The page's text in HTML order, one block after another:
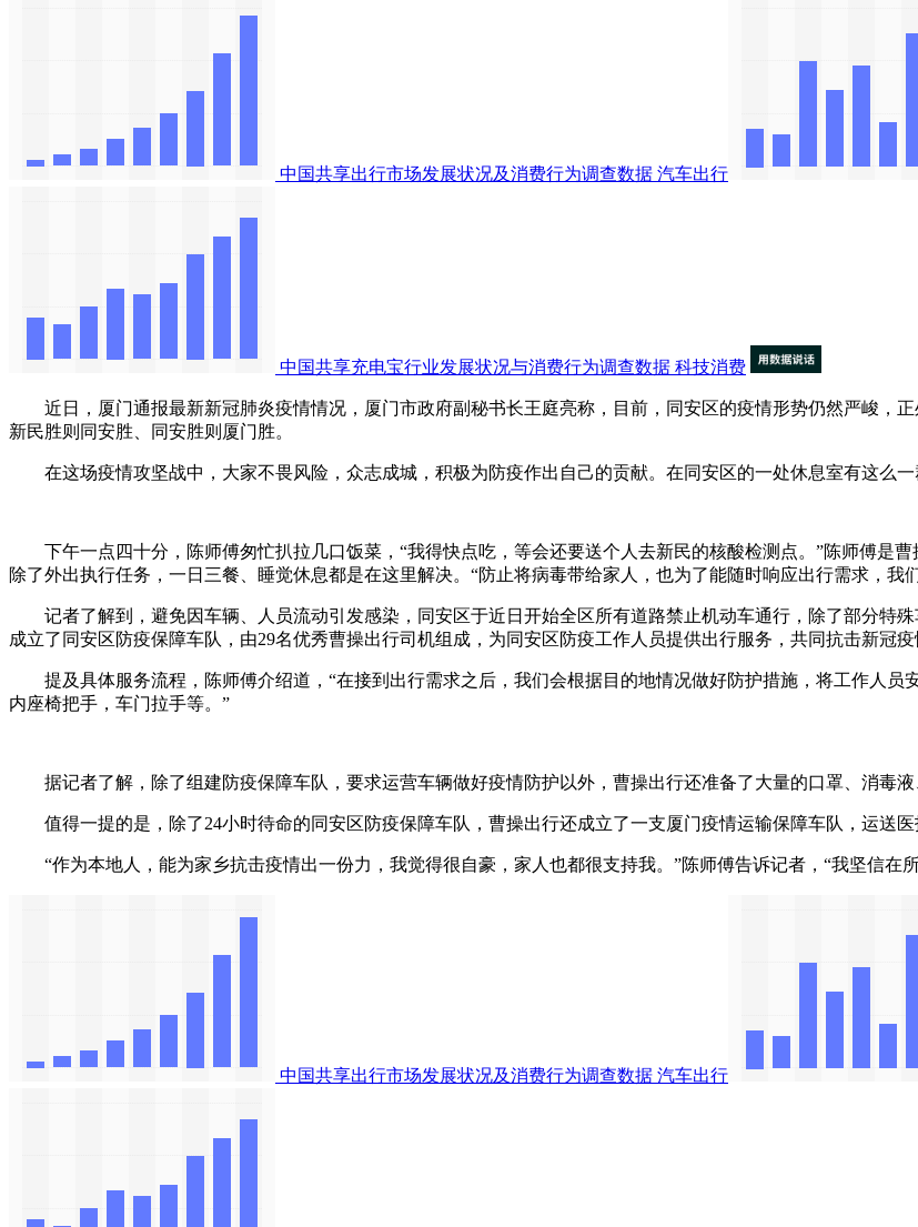
中国共享出行市场发展状况及消费行为调查数据 汽车出行
中国共享充电宝行业发展状况与消费行为调查数据 科技消费
近日，厦门通报最新新冠肺炎疫情情况，厦门市政府副秘书长王庭亮称，目前，同安区的疫情形势仍然严峻，正
新民胜则同安胜、同安胜则厦门胜。
在这场疫情攻坚战中，大家不畏风险，众志成城，积极为防疫作出自己的贡献。在同安区的一处休息室有这么一
下午一点四十分，陈师傅匆忙扒拉几口饭菜，“我得快点吃，等会还要送个人去新民的核酸检测点。”陈师傅是曹
除了外出执行任务，一日三餐、睡觉休息都是在这里解决。“防止将病毒带给家人，也为了能随时响应出行需求，
记者了解到，避免因车辆、人员流动引发感染，同安区于近日开始全区所有道路禁止机动车通行，除了部分特殊
成立了同安区防疫保障车队，由29名优秀曹操出行司机组成，为同安区防疫工作人员提供出行服务，共同抗击新冠疫
提及具体服务流程，陈师傅介绍道，“在接到出行需求之后，我们会根据目的地情况做好防护措施，将工作人员
内座椅把手，车门拉手等。”
据记者了解，除了组建防疫保障车队，要求运营车辆做好疫情防护以外，曹操出行还准备了大量的口罩、消毒液
值得一提的是，除了24小时待命的同安区防疫保障车队，曹操出行还成立了一支厦门疫情运输保障车队，运送医
“作为本地人，能为家乡抗击疫情出一份力，我觉得很自豪，家人也都很支持我。”陈师傅告诉记者，“我坚信在
中国共享出行市场发展状况及消费行为调查数据 汽车出行